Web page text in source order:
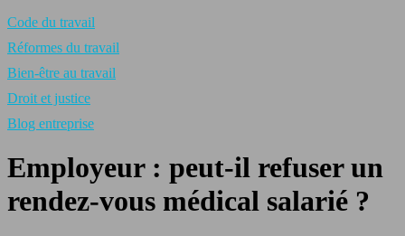
Code du travail
Réformes du travail
Bien-être au travail
Droit et justice
Blog entreprise
Employeur : peut‑il refuser un
rendez-vous médical salarié ?